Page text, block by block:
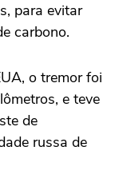
para evitar
carbono.
o tremor foi
e teve
de
russa de